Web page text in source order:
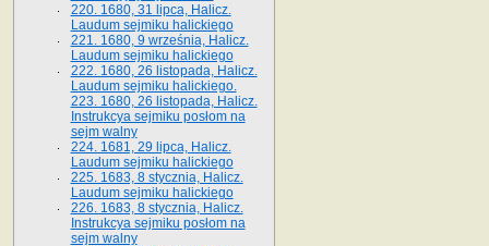
220. 1680, 31 lipca, Halicz.
Laudum sejmiku halickiego
221. 1680, 9 września, Halicz.
Laudum sejmiku halickiego
222. 1680, 26 listopada, Halicz.
Laudum sejmiku halickiego.
223. 1680, 26 listopada, Halicz.
Instrukcya sejmiku posłom na
sejm walny
224. 1681, 29 lipca, Halicz.
Laudum sejmiku halickiego
225. 1683, 8 stycznia, Halicz.
Laudum sejmiku halickiego
226. 1683, 8 stycznia, Halicz.
Instrukcya sejmiku posłom na
sejm walny